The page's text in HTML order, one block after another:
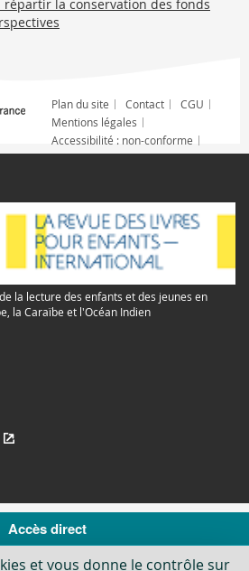
répartir la conservation des fonds
Plan du site Contact
CGU
Mentions légales
Accessibilité : non-conforme
la lecture des enfants et des jeunes en
la Caraïbe et l'Océan Indien
légales
Accès direct
et vous donne le contrôle sur